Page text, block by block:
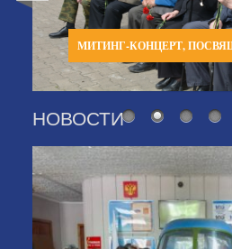
МИТИНГ-КОНЦЕРТ,
НОВОСТИ